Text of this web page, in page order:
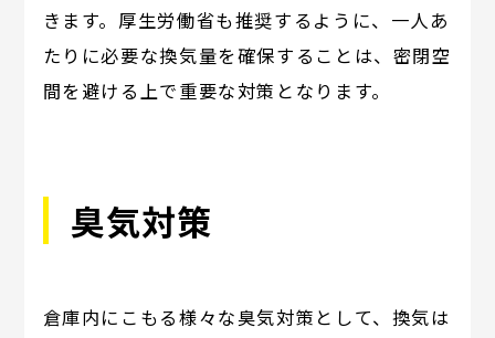
きます。厚生労働省も推奨するように、一人あ
たりに必要な換気量を確保することは、密閉空
間を避ける上で重要な対策となります。
臭気対策
倉庫内にこもる様々な臭気対策として、換気は